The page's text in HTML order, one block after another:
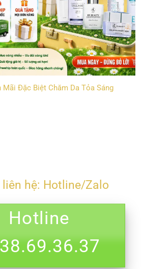
Mãi Đặc Biệt Chăm Da Tỏa Sáng
hệ: Hotline/Zalo